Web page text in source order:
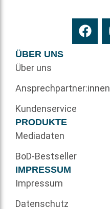
ÜBER UNS
Über uns
Ansprechpartner:innen
Kundenservice
PRODUKTE
Mediadaten
BoD-Bestseller
IMPRESSUM
Impressum
Datenschutz